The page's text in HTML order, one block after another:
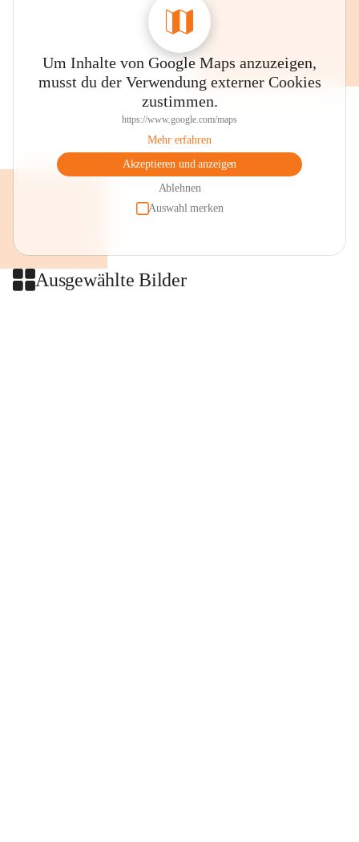
Um Inhalte von Google Maps anzuzeigen,
musst du der Verwendung externer Cookies
zustimmen.
https://www.google.com/maps
Mehr erfahren
Akzeptieren und anzeigen
Ablehnen
Auswahl merken
Ausgewählte Bilder